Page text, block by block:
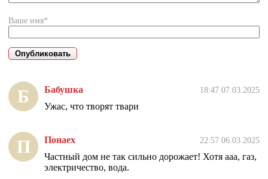
Ваше имя*
Б Бабушка 18:47 07.03.2025
Ужас, что творят твари
П Понаех 22:57 06.03.2025
Частный дом не так сильно дорожает! Хотя ааа, газ,
электричество, вода.